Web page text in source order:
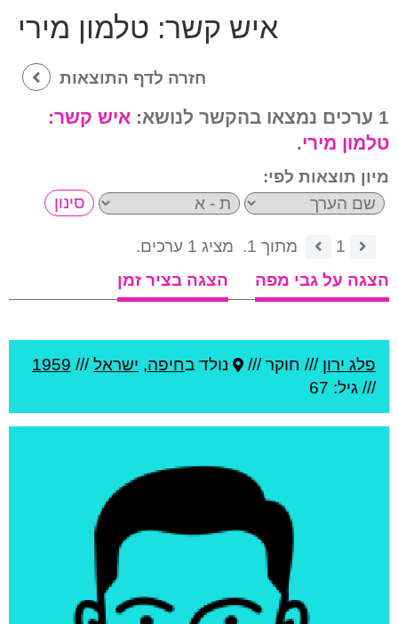
איש קשר: טלמון מירי
חזרה לדף התוצאות
1 ערכים נמצאו בהקשר לנושא:
איש קשר:
טלמון מירי.
מיון תוצאות לפי:
1 מתוך 1.
מציג 1 ערכים.
הצגה על גבי מפה
הצגה בציר זמן
פלג ירון /// חוקר /// נולד בחיפה, ישראל///
1959
/// גיל: 67